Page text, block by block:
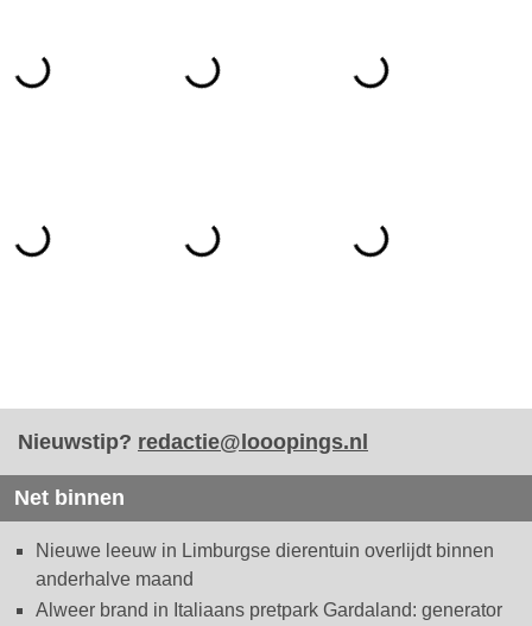
Nieuwstip? redactie@looopings.nl
Net binnen
Nieuwe leeuw in Limburgse dierentuin overlijdt binnen
anderhalve maand
Alweer brand in Italiaans pretpark Gardaland: generator